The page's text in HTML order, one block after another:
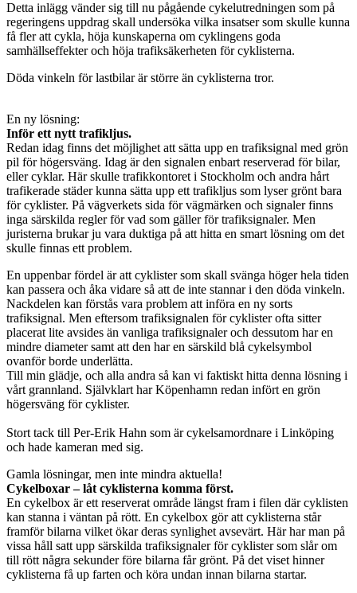
Detta inlägg vänder sig till nu pågående cykelutredningen som på
regeringens uppdrag skall undersöka vilka insatser som skulle kunna
få fler att cykla, höja kunskaperna om cyklingens goda
samhällseffekter och höja trafiksäkerheten för cyklisterna.
Döda vinkeln för lastbilar är större än cyklisterna tror.
En ny lösning:
Inför ett nytt trafikljus.
Redan idag finns det möjlighet att sätta upp en trafiksignal med grön
pil för högersväng. Idag är den signalen enbart reserverad för bilar,
eller cyklar. Här skulle trafikkontoret i Stockholm och andra hårt
trafikerade städer kunna sätta upp ett trafikljus som lyser grönt bara
för cyklister. På vägverkets sida för vägmärken och signaler finns
inga särskilda regler för vad som gäller för trafiksignaler. Men
juristerna brukar ju vara duktiga på att hitta en smart lösning om det
skulle finnas ett problem.
En uppenbar fördel är att cyklister som skall svänga höger hela tiden
kan passera och åka vidare så att de inte stannar i den döda vinkeln.
Nackdelen kan förstås vara problem att införa en ny sorts
trafiksignal. Men eftersom trafiksignalen för cyklister ofta sitter
placerat lite avsides än vanliga trafiksignaler och dessutom har en
mindre diameter samt att den har en särskild blå cykelsymbol
ovanför borde underlätta.
Till min glädje, och alla andra så kan vi faktiskt hitta denna lösning i
vårt grannland. Självklart har Köpenhamn redan infört en grön
högersväng för cyklister.
Stort tack till Per-Erik Hahn som är cykelsamordnare i Linköping
och hade kameran med sig.
Gamla lösningar, men inte mindra aktuella!
Cykelboxar – låt cyklisterna komma först.
En cykelbox är ett reserverat område längst fram i filen där cyklisten
kan stanna i väntan på rött. En cykelbox gör att cyklisterna står
framför bilarna vilket ökar deras synlighet avsevärt. Här har man på
vissa håll satt upp särskilda trafiksignaler för cyklister som slår om
till rött några sekunder före bilarna får grönt. På det viset hinner
cyklisterna få up farten och köra undan innan bilarna startar.